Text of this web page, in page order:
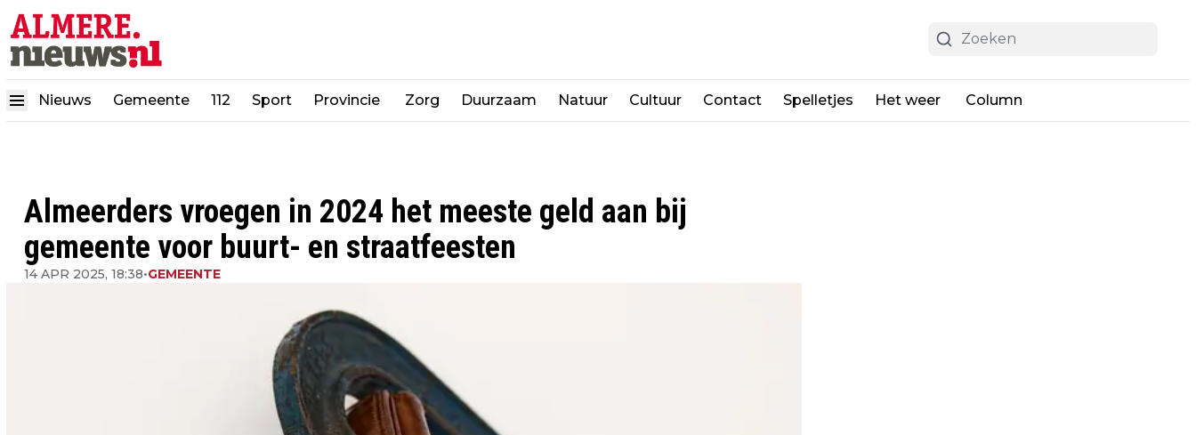
Nieuws Gemeente 112 Sport Provincie Zorg Duurzaam Natuur Cultuur Contact Spelletjes Het weer Column
Almeerders vroegen in 2024 het meeste geld aan bij
gemeente voor buurt- en straatfeesten
14 APR 2025, 18:38•GEMEENTE